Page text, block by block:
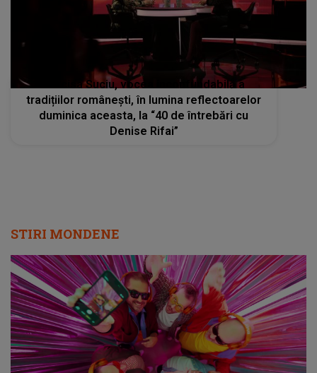
Narcisa Suciu, vocea inconfundabilă a
tradițiilor românești, în lumina reflectoarelor
duminica aceasta, la “40 de întrebări cu
Denise Rifai”
STIRI MONDENE